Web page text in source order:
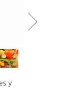
comercial de